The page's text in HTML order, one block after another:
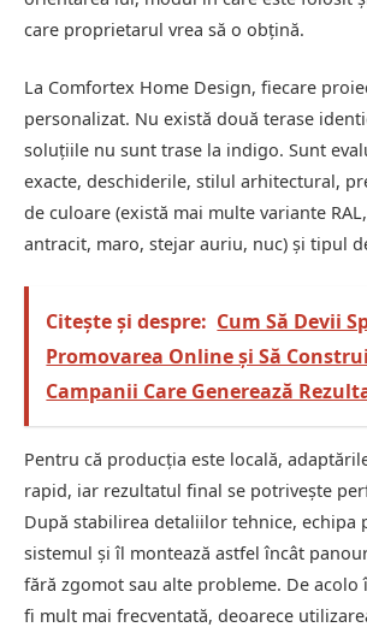
care proprietarul vrea să o obțină.
La Comfortex Home Design, fiecare
personalizat. Nu există două terase
soluțiile nu sunt trase la indigo. Sunt
exacte, deschiderile, stilul arhitectural,
de culoare (există mai multe variante
antracit, maro, stejar auriu, nuc) și tipul
Citește și despre: Cum Să Devii
Promovarea Online și Să
Campanii Care Generează
Pentru că producția este locală,
rapid, iar rezultatul final se potrivește
După stabilirea detaliilor tehnice, echipa
sistemul și îl montează astfel încât
fără zgomot sau alte probleme. De acolo
fi mult mai frecventată, deoarece